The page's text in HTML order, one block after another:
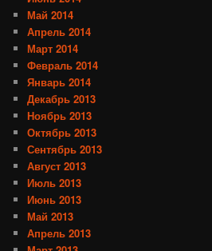
Май 2014
Апрель 2014
Март 2014
Февраль 2014
Январь 2014
Декабрь 2013
Ноябрь 2013
Октябрь 2013
Сентябрь 2013
Август 2013
Июль 2013
Июнь 2013
Май 2013
Апрель 2013